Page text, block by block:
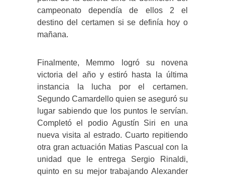
campeonato dependía de ellos 2 el
destino del certamen si se definía hoy o
mañana.
Finalmente, Memmo logró su novena
victoria del año y estiró hasta la última
instancia la lucha por el certamen.
Segundo Camardello quien se aseguró su
lugar sabiendo que los puntos le servían.
Completó el podio Agustín Siri en una
nueva visita al estrado. Cuarto repitiendo
otra gran actuación Matias Pascual con la
unidad que le entrega Sergio Rinaldi,
quinto en su mejor trabajando Alexander